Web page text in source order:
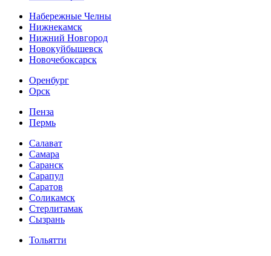
Набережные Челны
Нижнекамск
Нижний Новгород
Новокуйбышевск
Новочебоксарск
Оренбург
Орск
Пенза
Пермь
Салават
Самара
Саранск
Сарапул
Саратов
Соликамск
Стерлитамак
Сызрань
Тольятти